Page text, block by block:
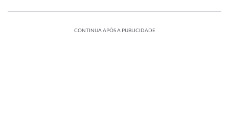
CONTINUA APÓS A PUBLICIDADE